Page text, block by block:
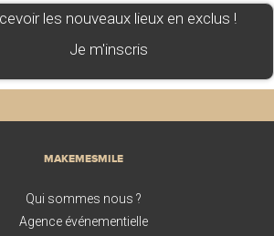
les nouveaux lieux en exclus !
Je m'inscris
MAKEMESMILE
Qui sommes nous ?
Agence événementielle